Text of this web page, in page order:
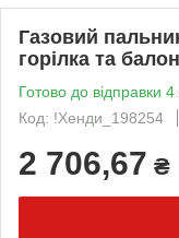
Газовий
горілка та
Готово до відправки 4
Код: !Хенди_198254
2 706,67 ₴